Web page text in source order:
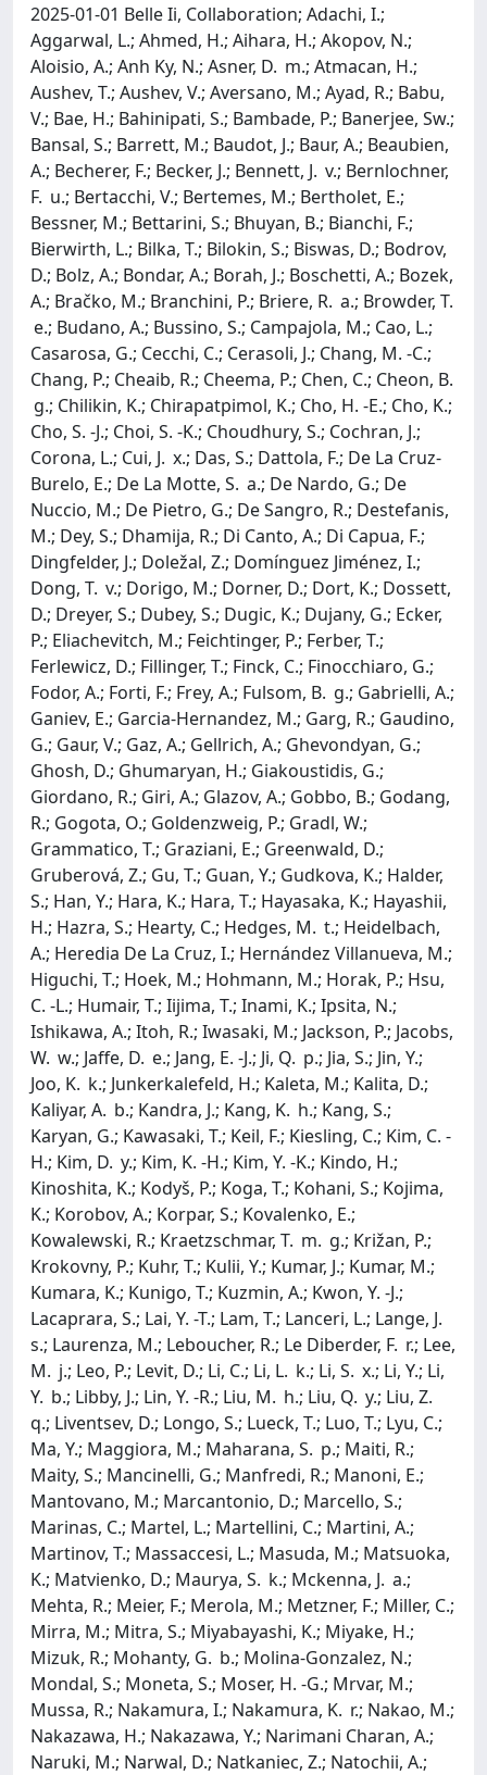
2025-01-01 Belle Ii, Collaboration; Adachi, I.;
Aggarwal, L.; Ahmed, H.; Aihara, H.; Akopov, N.;
Aloisio, A.; Anh Ky, N.; Asner, D. m.; Atmacan, H.;
Aushev, T.; Aushev, V.; Aversano, M.; Ayad, R.; Babu,
V.; Bae, H.; Bahinipati, S.; Bambade, P.; Banerjee, Sw.;
Bansal, S.; Barrett, M.; Baudot, J.; Baur, A.; Beaubien,
A.; Becherer, F.; Becker, J.; Bennett, J. v.; Bernlochner,
F. u.; Bertacchi, V.; Bertemes, M.; Bertholet, E.;
Bessner, M.; Bettarini, S.; Bhuyan, B.; Bianchi, F.;
Bierwirth, L.; Bilka, T.; Bilokin, S.; Biswas, D.; Bodrov,
D.; Bolz, A.; Bondar, A.; Borah, J.; Boschetti, A.; Bozek,
A.; Bračko, M.; Branchini, P.; Briere, R. a.; Browder, T.
e.; Budano, A.; Bussino, S.; Campajola, M.; Cao, L.;
Casarosa, G.; Cecchi, C.; Cerasoli, J.; Chang, M. -C.;
Chang, P.; Cheaib, R.; Cheema, P.; Chen, C.; Cheon, B.
g.; Chilikin, K.; Chirapatpimol, K.; Cho, H. -E.; Cho, K.;
Cho, S. -J.; Choi, S. -K.; Choudhury, S.; Cochran, J.;
Corona, L.; Cui, J. x.; Das, S.; Dattola, F.; De La Cruz-
Burelo, E.; De La Motte, S. a.; De Nardo, G.; De
Nuccio, M.; De Pietro, G.; De Sangro, R.; Destefanis,
M.; Dey, S.; Dhamija, R.; Di Canto, A.; Di Capua, F.;
Dingfelder, J.; Doležal, Z.; Domínguez Jiménez, I.;
Dong, T. v.; Dorigo, M.; Dorner, D.; Dort, K.; Dossett,
D.; Dreyer, S.; Dubey, S.; Dugic, K.; Dujany, G.; Ecker,
P.; Eliachevitch, M.; Feichtinger, P.; Ferber, T.;
Ferlewicz, D.; Fillinger, T.; Finck, C.; Finocchiaro, G.;
Fodor, A.; Forti, F.; Frey, A.; Fulsom, B. g.; Gabrielli, A.;
Ganiev, E.; Garcia-Hernandez, M.; Garg, R.; Gaudino,
G.; Gaur, V.; Gaz, A.; Gellrich, A.; Ghevondyan, G.;
Ghosh, D.; Ghumaryan, H.; Giakoustidis, G.;
Giordano, R.; Giri, A.; Glazov, A.; Gobbo, B.; Godang,
R.; Gogota, O.; Goldenzweig, P.; Gradl, W.;
Grammatico, T.; Graziani, E.; Greenwald, D.;
Gruberová, Z.; Gu, T.; Guan, Y.; Gudkova, K.; Halder,
S.; Han, Y.; Hara, K.; Hara, T.; Hayasaka, K.; Hayashii,
H.; Hazra, S.; Hearty, C.; Hedges, M. t.; Heidelbach,
A.; Heredia De La Cruz, I.; Hernández Villanueva, M.;
Higuchi, T.; Hoek, M.; Hohmann, M.; Horak, P.; Hsu,
C. -L.; Humair, T.; Iijima, T.; Inami, K.; Ipsita, N.;
Ishikawa, A.; Itoh, R.; Iwasaki, M.; Jackson, P.; Jacobs,
W. w.; Jaffe, D. e.; Jang, E. -J.; Ji, Q. p.; Jia, S.; Jin, Y.;
Joo, K. k.; Junkerkalefeld, H.; Kaleta, M.; Kalita, D.;
Kaliyar, A. b.; Kandra, J.; Kang, K. h.; Kang, S.;
Karyan, G.; Kawasaki, T.; Keil, F.; Kiesling, C.; Kim, C. -
H.; Kim, D. y.; Kim, K. -H.; Kim, Y. -K.; Kindo, H.;
Kinoshita, K.; Kodyš, P.; Koga, T.; Kohani, S.; Kojima,
K.; Korobov, A.; Korpar, S.; Kovalenko, E.;
Kowalewski, R.; Kraetzschmar, T. m. g.; Križan, P.;
Krokovny, P.; Kuhr, T.; Kulii, Y.; Kumar, J.; Kumar, M.;
Kumara, K.; Kunigo, T.; Kuzmin, A.; Kwon, Y. -J.;
Lacaprara, S.; Lai, Y. -T.; Lam, T.; Lanceri, L.; Lange, J.
s.; Laurenza, M.; Leboucher, R.; Le Diberder, F. r.; Lee,
M. j.; Leo, P.; Levit, D.; Li, C.; Li, L. k.; Li, S. x.; Li, Y.; Li,
Y. b.; Libby, J.; Lin, Y. -R.; Liu, M. h.; Liu, Q. y.; Liu, Z.
q.; Liventsev, D.; Longo, S.; Lueck, T.; Luo, T.; Lyu, C.;
Ma, Y.; Maggiora, M.; Maharana, S. p.; Maiti, R.;
Maity, S.; Mancinelli, G.; Manfredi, R.; Manoni, E.;
Mantovano, M.; Marcantonio, D.; Marcello, S.;
Marinas, C.; Martel, L.; Martellini, C.; Martini, A.;
Martinov, T.; Massaccesi, L.; Masuda, M.; Matsuoka,
K.; Matvienko, D.; Maurya, S. k.; Mckenna, J. a.;
Mehta, R.; Meier, F.; Merola, M.; Metzner, F.; Miller, C.;
Mirra, M.; Mitra, S.; Miyabayashi, K.; Miyake, H.;
Mizuk, R.; Mohanty, G. b.; Molina-Gonzalez, N.;
Mondal, S.; Moneta, S.; Moser, H. -G.; Mrvar, M.;
Mussa, R.; Nakamura, I.; Nakamura, K. r.; Nakao, M.;
Nakazawa, H.; Nakazawa, Y.; Narimani Charan, A.;
Naruki, M.; Narwal, D.; Natkaniec, Z.; Natochii, A.;